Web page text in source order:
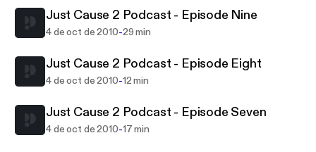
Just Cause 2 Podcast - Episode Nine
4 de oct de 2010-29 min
Just Cause 2 Podcast - Episode Eight
4 de oct de 2010-12 min
Just Cause 2 Podcast - Episode Seven
4 de oct de 2010-17 min